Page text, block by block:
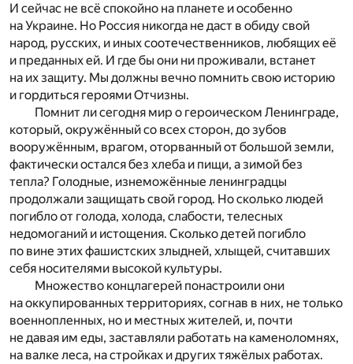
И сейчас не всё спокойно на планете и особенно
на Украине. Но Россия никогда не даст в обиду свой
народ, русских, и иных соотечественников, любящих её
и преданных ей. И где бы они ни проживали, встанет
на их защиту. Мы должны вечно помнить свою историю
и гордиться героями Отчизны.
Помнит ли сегодня мир о героическом Ленинграде,
который, окружённый со всех сторон, до зубов
вооружённым, врагом, оторванный от большой земли,
фактически остался без хлеба и пищи, а зимой без
тепла? Голодные, изнеможённые ленинградцы
продолжали защищать свой город. Но сколько людей
погибло от голода, холода, слабости, телесных
недомоганий и истощения. Сколько детей погибло
по вине этих фашистских злыдней, хлыщей, считавших
себя носителями высокой культуры.
Множество концлагерей понастроили они
на оккупированных территориях, согнав в них, не только
военнопленных, но и местных жителей, и, почти
не давая им еды, заставляли работать на каменоломнях,
на валке леса, на стройках и других тяжёлых работах.